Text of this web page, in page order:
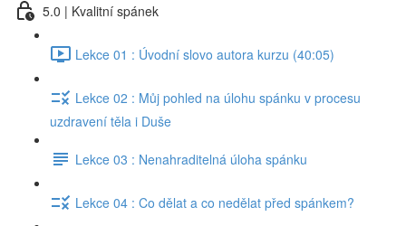
5.0 | Kvalitní spánek
Lekce 01 : Úvodní slovo autora kurzu (40:05)
Lekce 02 : Můj pohled na úlohu spánku v procesu
uzdravení těla i Duše
Lekce 03 : Nenahraditelná úloha spánku
Lekce 04 : Co dělat a co nedělat před spánkem?